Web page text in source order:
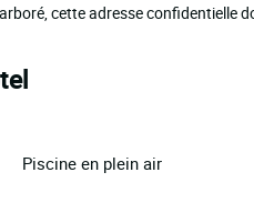
cette adresse confidentielle
Piscine en plein air